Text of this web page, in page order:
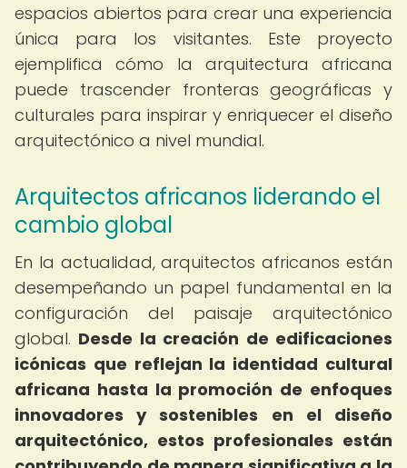
espacios abiertos para crear una experiencia
única para los visitantes. Este proyecto
ejemplifica cómo la arquitectura africana
puede trascender fronteras geográficas y
culturales para inspirar y enriquecer el diseño
arquitectónico a nivel mundial.
Arquitectos africanos liderando el
cambio global
En la actualidad, arquitectos africanos están
desempeñando un papel fundamental en la
configuración del paisaje arquitectónico
global. Desde la creación de edificaciones
icónicas que reflejan la identidad cultural
africana hasta la promoción de enfoques
innovadores y sostenibles en el diseño
arquitectónico, estos profesionales están